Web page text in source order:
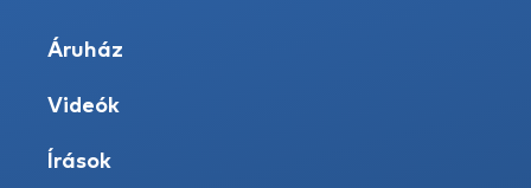
Áruház
Videók
Írások